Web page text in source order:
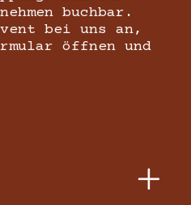
buchbar.
bei uns an,
öffnen und